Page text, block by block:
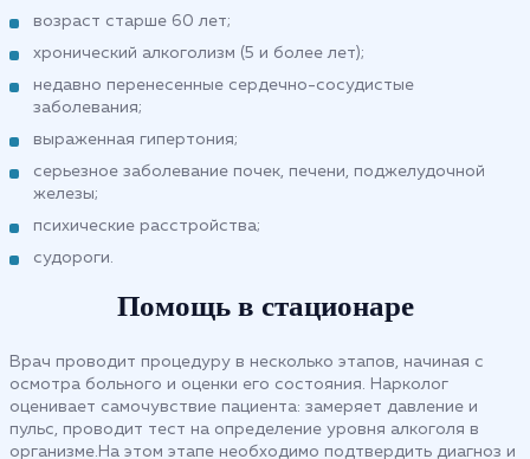
возраст старше 60 лет;
хронический алкоголизм (5 и более лет);
недавно перенесенные сердечно-сосудистые
заболевания;
выраженная гипертония;
серьезное заболевание почек, печени, поджелудочной
железы;
психические расстройства;
судороги.
Помощь в стационаре
Врач проводит процедуру в несколько этапов, начиная с
осмотра больного и оценки его состояния. Нарколог
оценивает самочувствие пациента: замеряет давление и
пульс, проводит тест на определение уровня алкоголя в
организме.На этом этапе необходимо подтвердить диагноз и